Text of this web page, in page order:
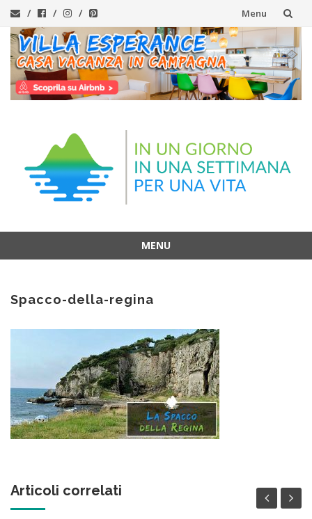
Menu
Vai
al
contenuto
MENU
contenuto
Spacco-della-regina
Articoli correlati